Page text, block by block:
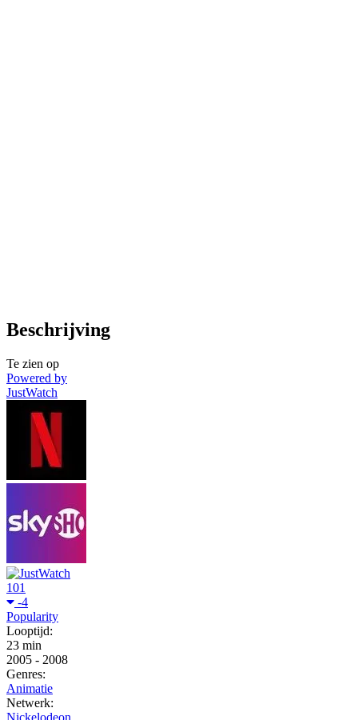
Beschrijving
Te zien op
Powered by
JustWatch
101
-4
Popularity
Looptijd:
23 min
2005 - 2008
Genres:
Animatie
Netwerk:
Nickelodeon